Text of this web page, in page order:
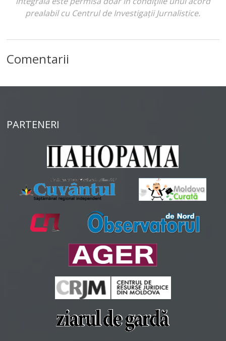
prealabil cu Centrul de Investigații Jurnalistice.
Comentarii
PARTENERI